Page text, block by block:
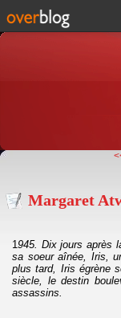
Margaret
1945. Dix jours après
sa soeur aînée, Iris,
plus tard, Iris égrène
siècle, le destin
assassins.